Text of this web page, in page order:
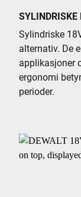
SYLINDRISKE
Sylindriske
alternativ. De
applikasjoner
ergonomi
perioder.